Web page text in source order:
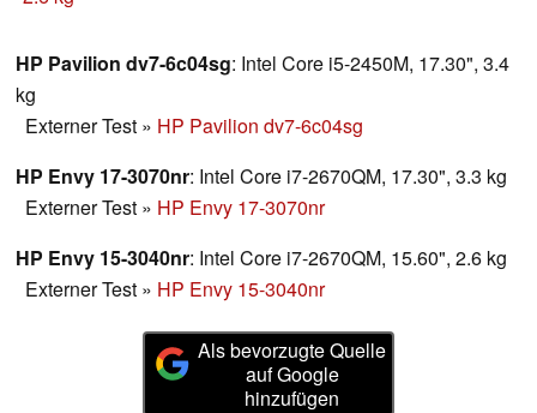
HP Pavilion dv7-6c04sg: Intel Core i5-2450M, 17.30", 3.4
kg
Externer Test » HP Pavilion dv7-6c04sg
HP Envy 17-3070nr: Intel Core i7-2670QM, 17.30", 3.3 kg
Externer Test » HP Envy 17-3070nr
HP Envy 15-3040nr: Intel Core i7-2670QM, 15.60", 2.6 kg
Externer Test » HP Envy 15-3040nr
Als bevorzugte Quelle
auf Google
hinzufügen